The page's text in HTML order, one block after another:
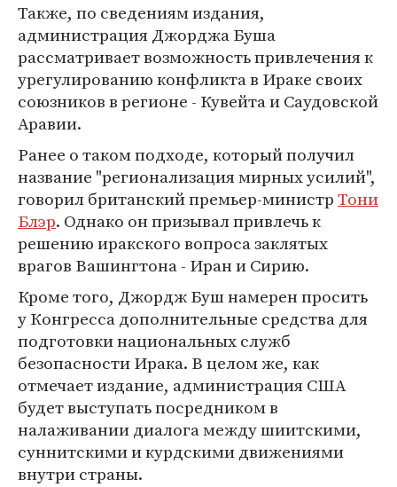
Также, по сведениям издания,
администрация Джорджа Буша
рассматривает возможность привлечения к
урегулированию конфликта в Ираке своих
союзников в регионе - Кувейта и Саудовской
Аравии.
Ранее о таком подходе, который получил
название "регионализация мирных усилий",
говорил британский премьер-министрТони
Блэр. Однако он призывал привлечь к
решению иракского вопроса заклятых
врагов Вашингтона - Иран и Сирию.
Кроме того, Джордж Буш намерен просить
у Конгресса дополнительные средства для
подготовки национальных служб
безопасности Ирака. В целом же, как
отмечает издание, администрация США
будет выступать посредником в
налаживании диалога между шиитскими,
суннитскими и курдскими движениями
внутри страны.